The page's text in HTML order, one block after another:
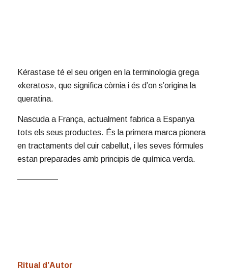
Kérastase té el seu origen en la terminologia grega
«keratos», que significa còrnia i és d’on s’origina la
queratina.
Nascuda a França, actualment fabrica a Espanya
tots els seus productes. És la primera marca pionera
en tractaments del cuir cabellut, i les seves fórmules
estan preparades amb principis de química verda.
Ritual d’Autor